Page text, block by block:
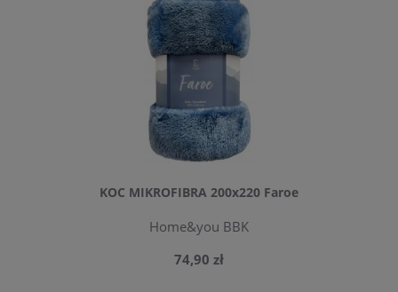
KOC MIKROFIBRA 200x220 Faroe
Home&you BBK
74,90 zł